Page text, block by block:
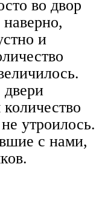
во двор
и
двери
утроилось.
с нами,